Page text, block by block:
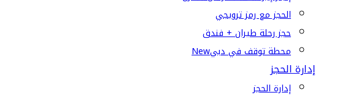
الحجز مع رمز ترويجي
حجز رحلة طيران + فندق
محطة توقف في دبيNew
إدارة الحجز
إدارة الحجز